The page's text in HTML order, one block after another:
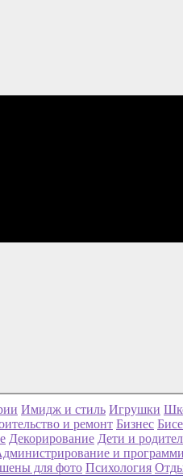
Имидж и стиль Игрушки
и ремонт Бизнес
Декорирование Дети и
и
для фото Психология